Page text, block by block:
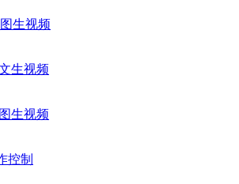
生视频
生视频
生视频
控制